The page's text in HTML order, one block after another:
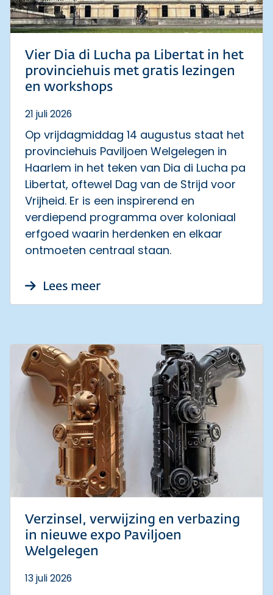
Vier Dia di Lucha pa Libertat in het
provinciehuis met gratis lezingen
en workshops
21 juli 2026
Op vrijdagmiddag 14 augustus staat het
provinciehuis Paviljoen Welgelegen in
Haarlem in het teken van Dia di Lucha pa
Libertat, oftewel Dag van de Strijd voor
Vrijheid. Er is een inspirerend en
verdiepend programma over koloniaal
erfgoed waarin herdenken en elkaar
ontmoeten centraal staan.
Lees meerover Vier Dia di Lucha pa
Verzinsel, verwijzing en verbazing
in nieuwe expo Paviljoen
Welgelegen
13 juli 2026